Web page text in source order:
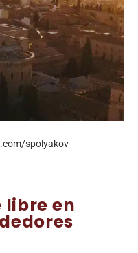
spolyakov
libre en